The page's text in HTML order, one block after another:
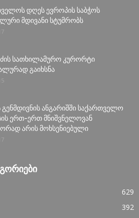
დღეს ევროპის საბჭოს
მდივანი სტუმრობს
სათხილამურო კურორტი
გაიხსნა
გენმდივნის ანგარიშში საქართველო
ერთ-ერთ მნიშვნელოვან
არის მოხსენიებული
629
392